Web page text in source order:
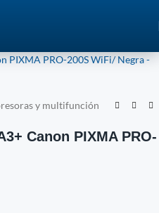
y multifunción
Canon PIXMA PRO-